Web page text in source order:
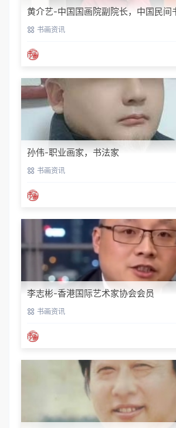
黄介艺-中国国画院副院长，中国民间
席 书画资讯
孙伟-职业画家，书法家
书画资讯
李志彬-香港国际艺术家协会会员
书画资讯